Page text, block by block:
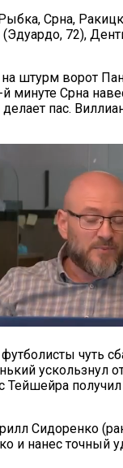
Срна,
72),
штурм ворот
й минуте Срна
пас.
чуть
ускользнул
Сидоренко
и нанес точный